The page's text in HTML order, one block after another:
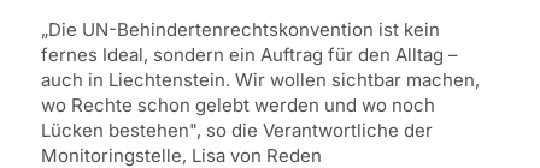
„Die UN-Behindertenrechtskonvention ist kein
fernes Ideal, sondern ein Auftrag für den Alltag –
auch in Liechtenstein. Wir wollen sichtbar machen,
wo Rechte schon gelebt werden und wo noch
Lücken bestehen", so die Verantwortliche der
Monitoringstelle, Lisa von Reden